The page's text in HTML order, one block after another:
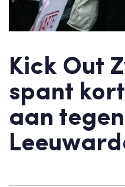
Kick Out
spant
aan